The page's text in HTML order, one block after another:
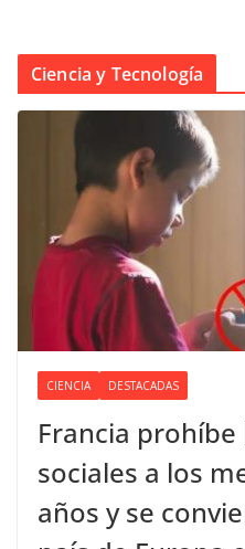
Ciencia y Tecnología
CIENCIA DESTACADAS
Francia prohíbe
sociales a los
años y se